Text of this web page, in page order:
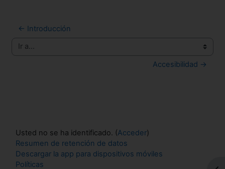
← Introducción
Ir a...
Accesibilidad →
Usted no se ha identificado. (Acceder)
Resumen de retención de datos
Descargar la app para dispositivos móviles
Políticas